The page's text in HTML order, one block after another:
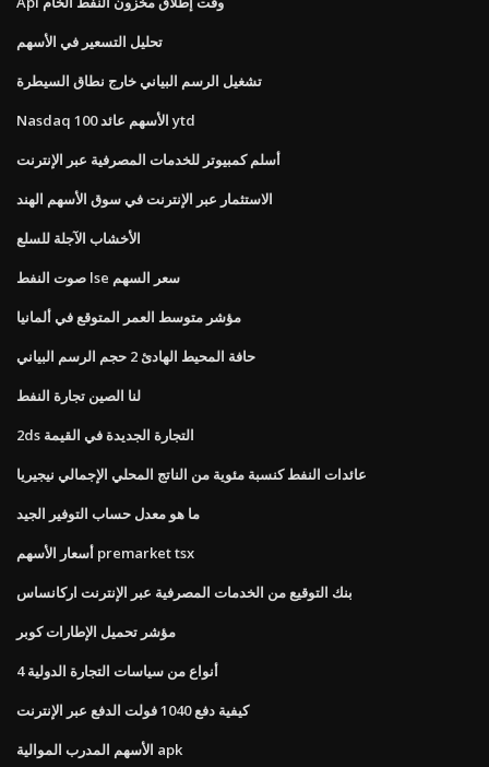
تحليل التسعير في الأسهم
تشغيل الرسم البياني خارج نطاق السيطرة
Nasdaq 100 الأسهم عائد ytd
أسلم كمبيوتر للخدمات المصرفية عبر الإنترنت
الاستثمار عبر الإنترنت في سوق الأسهم الهند
الأخشاب الآجلة للسلع
صوت النفط lse سعر السهم
مؤشر متوسط ​​العمر المتوقع في ألمانيا
حافة المحيط الهادئ 2 حجم الرسم البياني
لنا الصين تجارة النفط
2ds التجارة الجديدة في القيمة
عائدات النفط كنسبة مئوية من الناتج المحلي الإجمالي نيجيريا
ما هو معدل حساب التوفير الجيد
أسعار الأسهم premarket tsx
بنك التوقيع من الخدمات المصرفية عبر الإنترنت اركانساس
مؤشر تحميل الإطارات كوبر
4 أنواع من سياسات التجارة الدولية
كيفية دفع 1040 فولت الدفع عبر الإنترنت
الأسهم المدرب الموالية apk